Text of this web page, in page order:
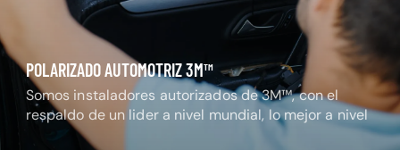
POLARIZADO AUTOMOTRIZ 3M™
Somos instaladores autorizados de 3M™, con el
respaldo de un lider a nivel mundial, lo mejor a nivel
nacional.